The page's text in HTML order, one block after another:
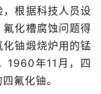
根据科技人员设
化槽腐蚀问题得
铀煅烧炉用的锰
1960年11月，四
氟化铀。